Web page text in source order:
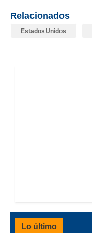
Relacionados
Estados Unidos
Lo último